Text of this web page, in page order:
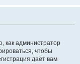
как администратор
чтобы
даёт вам